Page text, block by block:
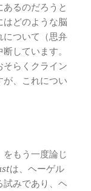
るのだろうと
どのような脳
について（思弁
しています。
らくクライン
、これについ
もう一度論じ
は、ヘーゲル
試みであり、ヘ